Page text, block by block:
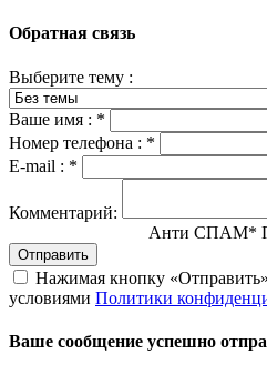
Обратная связь
Выберите тему :
Ваше имя : *
Номер телефона : *
E-mail : *
Комментарий:
Анти СПАМ*
Отправить
Нажимая кнопку
условиями Политики
Ваше сообщение успешно